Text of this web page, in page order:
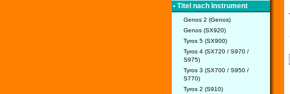
• Titel nach Instrument
Genos 2 (Genos)
Genos (SX920)
Tyros 5 (SX900)
Tyros 4 (SX720 / S970 /
S975)
Tyros 3 (SX700 / S950 /
S770)
Tyros 2 (S910)